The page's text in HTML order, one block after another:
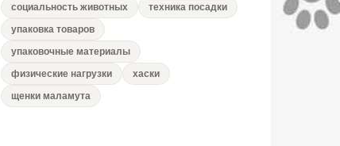
социальность животных
техника посадки
упаковка товаров
упаковочные материалы
физические нагрузки
хаски
щенки маламута